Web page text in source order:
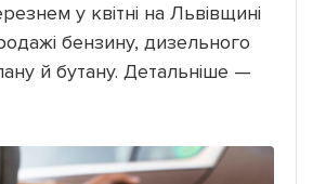
у квітні на Львівщині
бензину, дизельного
й бутану. Детальніше —